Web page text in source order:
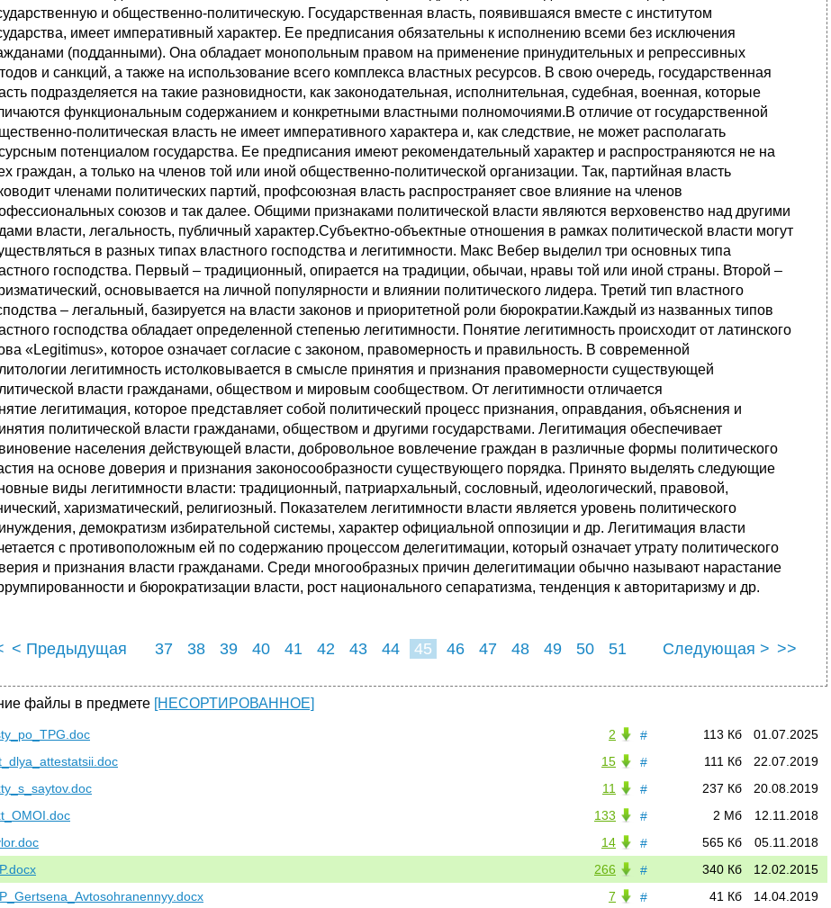
и общественно-политическую. Государственная власть, появившаяся вместе с институтом
имеет императивный характер. Ее предписания обязательны к исполнению всеми без исключения
(подданными). Она обладает монопольным правом на применение принудительных и репрессивных
и санкций, а также на использование всего комплекса властных ресурсов. В свою очередь, государственная
подразделяется на такие разновидности, как законодательная, исполнительная, судебная, военная, которые
функциональным содержанием и конкретными властными полномочиями.В отличие от государственной
политическая власть не имеет императивного характера и, как следствие, не может располагать
потенциалом государства. Ее предписания имеют рекомендательный характер и распространяются не на
граждан, а только на членов той или иной общественно-политической организации. Так, партийная власть
членами политических партий, профсоюзная власть распространяет свое влияние на членов
союзов и так далее. Общими признаками политической власти являются верховенство над другими
власти, легальность, публичный характер.Субъектно-объектные отношения в рамках политической власти могут
в разных типах властного господства и легитимности. Макс Вебер выделил три основных типа
господства. Первый – традиционный, опирается на традиции, обычаи, нравы той или иной страны. Второй –
основывается на личной популярности и влиянии политического лидера. Третий тип властного
– легальный, базируется на власти законов и приоритетной роли бюрократии.Каждый из названных типов
господства обладает определенной степенью легитимности. Понятие легитимность происходит от латинского
«Legitimus», которое означает согласие с законом, правомерность и правильность. В современной
легитимность истолковывается в смысле принятия и признания правомерности существующей
власти гражданами, обществом и мировым сообществом. От легитимности отличается
легитимация, которое представляет собой политический процесс признания, оправдания, объяснения и
политической власти гражданами, обществом и другими государствами. Легитимация обеспечивает
населения действующей власти, добровольное вовлечение граждан в различные формы политического
на основе доверия и признания законосообразности существующего порядка. Принято выделять следующие
виды легитимности власти: традиционный, патриархальный, сословный, идеологический, правовой,
харизматический, религиозный. Показателем легитимности власти является уровень политического
демократизм избирательной системы, характер официальной оппозиции и др. Легитимация власти
с противоположным ей по содержанию процессом делегитимации, который означает утрату политического
и признания власти гражданами. Среди многообразных причин делегитимации обычно называют нарастание
и бюрократизации власти, рост национального сепаратизма, тенденция к авторитаризму и др.
< Предыдущая 37 38 39 40 41 42 43 44 45 46 47 48 49 50 51 Следующая > >>
файлы в предмете [НЕСОРТИРОВАННОЕ]
# 01.07.2025
113 Кб
2
#
22.07.2019
111 Кб
15
#
20.08.2019
237 Кб
11
#
12.11.2018
2 Мб
133
#
05.11.2018
565 Кб
14
#
12.02.2015
340 Кб
266
#
14.04.2019
41 Кб
7